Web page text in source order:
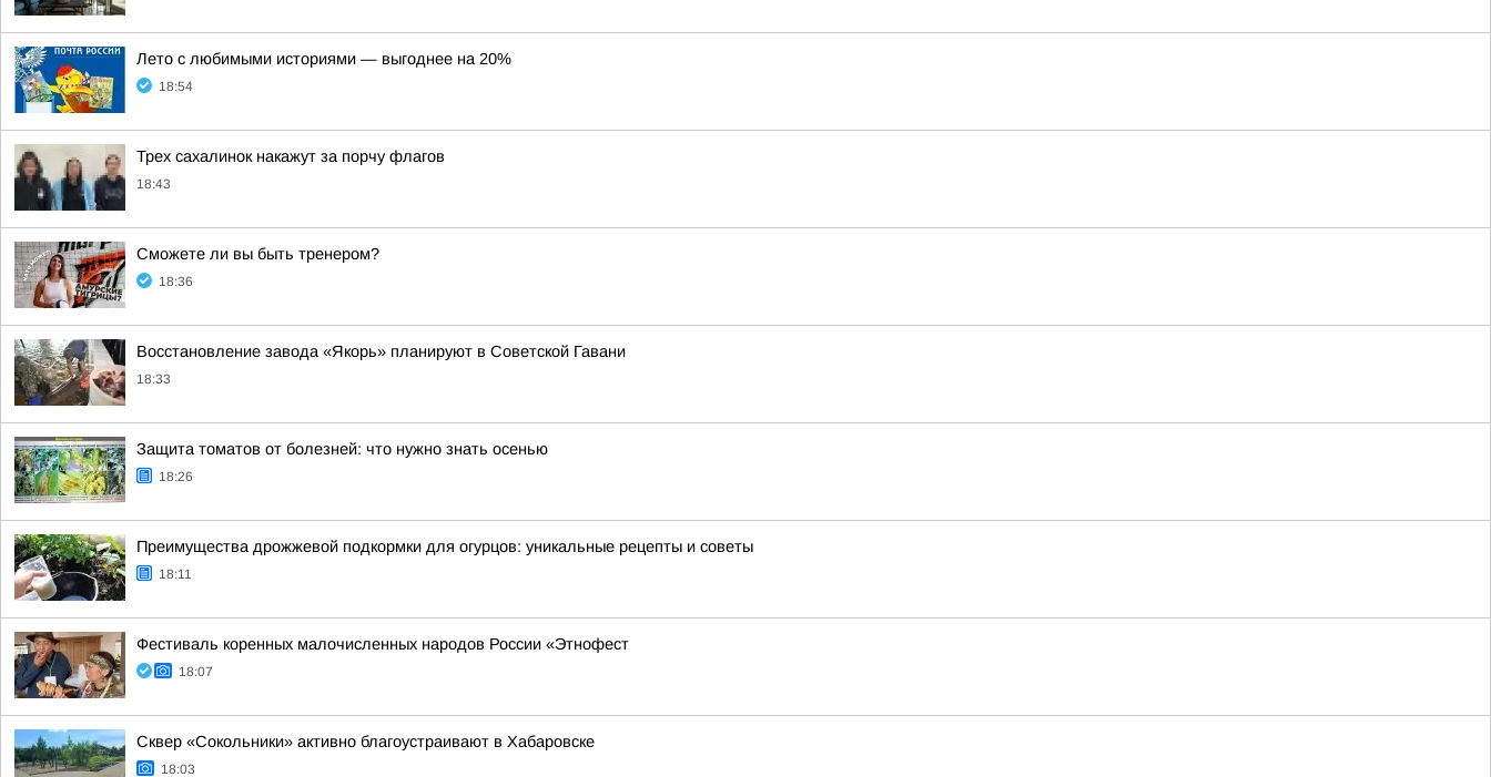
Лето с любимыми историями — выгоднее на 20%
18:54
Трех сахалинок накажут за порчу флагов
18:43
Сможете ли вы быть тренером?
18:36
Восстановление завода «Якорь» планируют в Советской Гавани
18:33
Защита томатов от болезней: что нужно знать осенью
18:26
Преимущества дрожжевой подкормки для огурцов: уникальные рецепты и советы
18:11
Фестиваль коренных малочисленных народов России «Этнофест
18:07
Сквер «Сокольники» активно благоустраивают в Хабаровске
18:03